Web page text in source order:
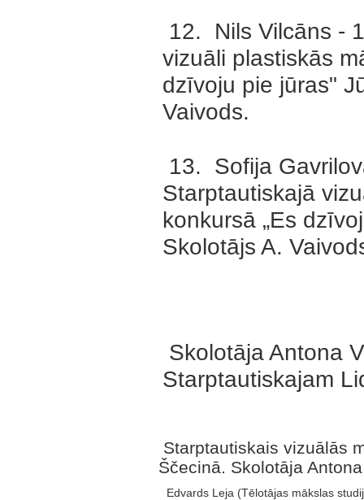
12. Nils Vilcāns -
vizuāli plastiskās
dzīvoju pie jūras"
Vaivods.
13. Sofija
Starptautiskajā
konkursā „Es
Skolotājs A.
Skolotāja Antona
Starptautiskajam
Starptautiskais vizuālās
Ščecinā. Skolotāja
Edvards Leja (Tēlotājas mākslas